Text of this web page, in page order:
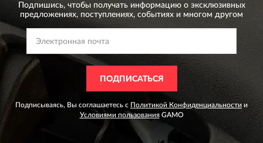
Подпишись, чтобы получать информацию о эксклюзивных
предложениях, поступлениях, событиях и многом другом
ПОДПИСАТЬСЯ
Подписываясь, Вы соглашаетесь с Политикой Конфиденциальности и
Условиями пользованияGAMO